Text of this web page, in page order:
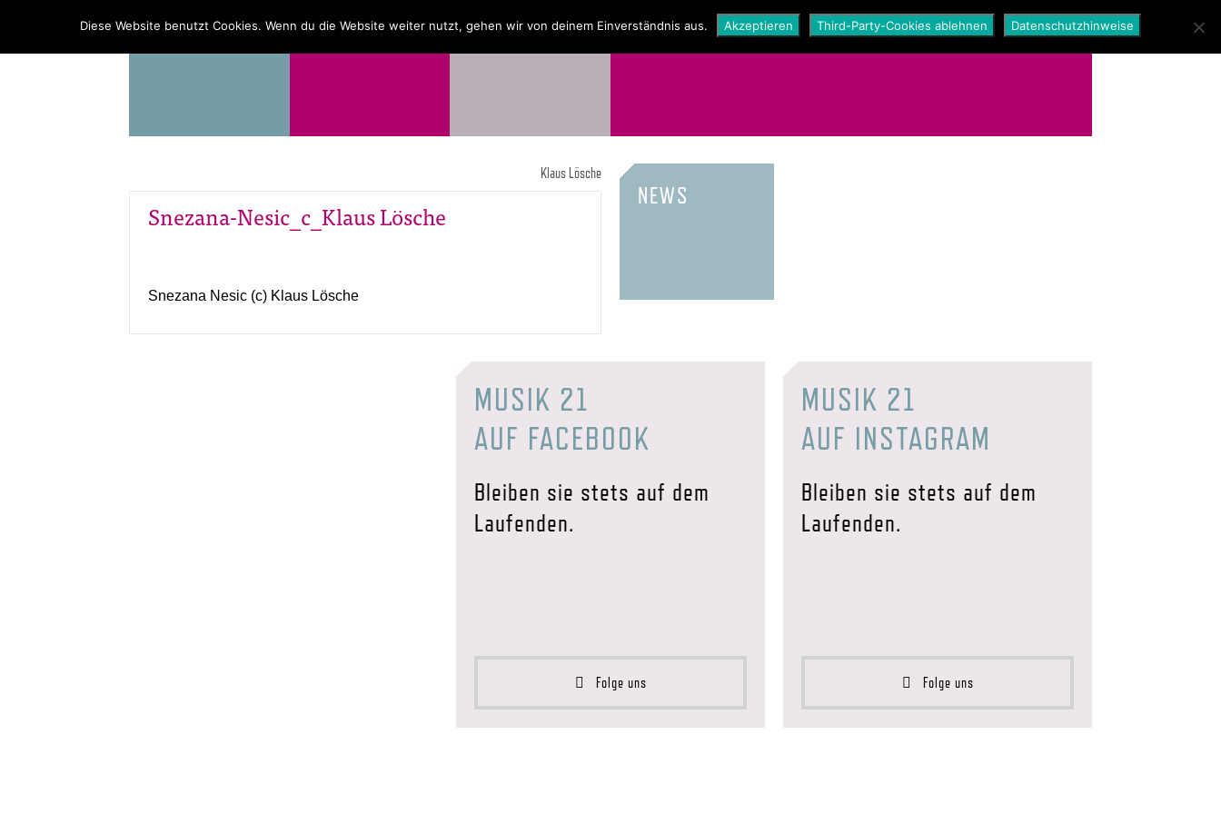
PROGRAMM ÜBER UNS NEWS SHOP
Klaus Lösche
Snezana-Nesic_c_Klaus Lösche
Snezana Nesic (c) Klaus Lösche
NEWS
MUSIK 21
AUF FACEBOOK
Bleiben sie stets auf dem
Laufenden.
Folge uns
MUSIK 21
AUF INSTAGRAM
Bleiben sie stets auf dem
Laufenden.
Folge uns
Diese Website benutzt Cookies. Wenn du die Website weiter nutzt, gehen wir von deinem Einverständnis aus. Akzeptieren Third-Party-Cookies ablehnen Datenschutzhinweise